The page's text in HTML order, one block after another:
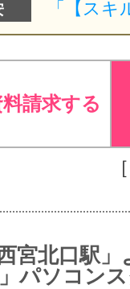
請求する
宮北口駅
パソコン